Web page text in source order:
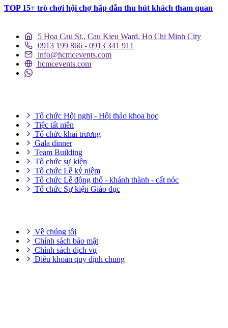
TOP 15+ trò chơi hội chợ hấp dẫn thu hút khách tham quan
5 Hoa Cau St., Cau Kieu Ward, Ho Chi Minh City
0913 199 866 - 0913 341 911
info@hcmcevents.com
hcmcevents.com
Tổ chức Hội nghị - Hội thảo khoa học
Tiệc tất niên
Tổ chức khai trương
Gala dinner
Team Building
Tổ chức sự kiện
Tổ chức Lễ kỷ niệm
Tổ chức Lễ động thổ - khánh thành - cất nóc
Tổ chức Sự kiện Giáo dục
Về chúng tôi
Chính sách bảo mật
Chính sách dịch vụ
Điều khoản quy định chung